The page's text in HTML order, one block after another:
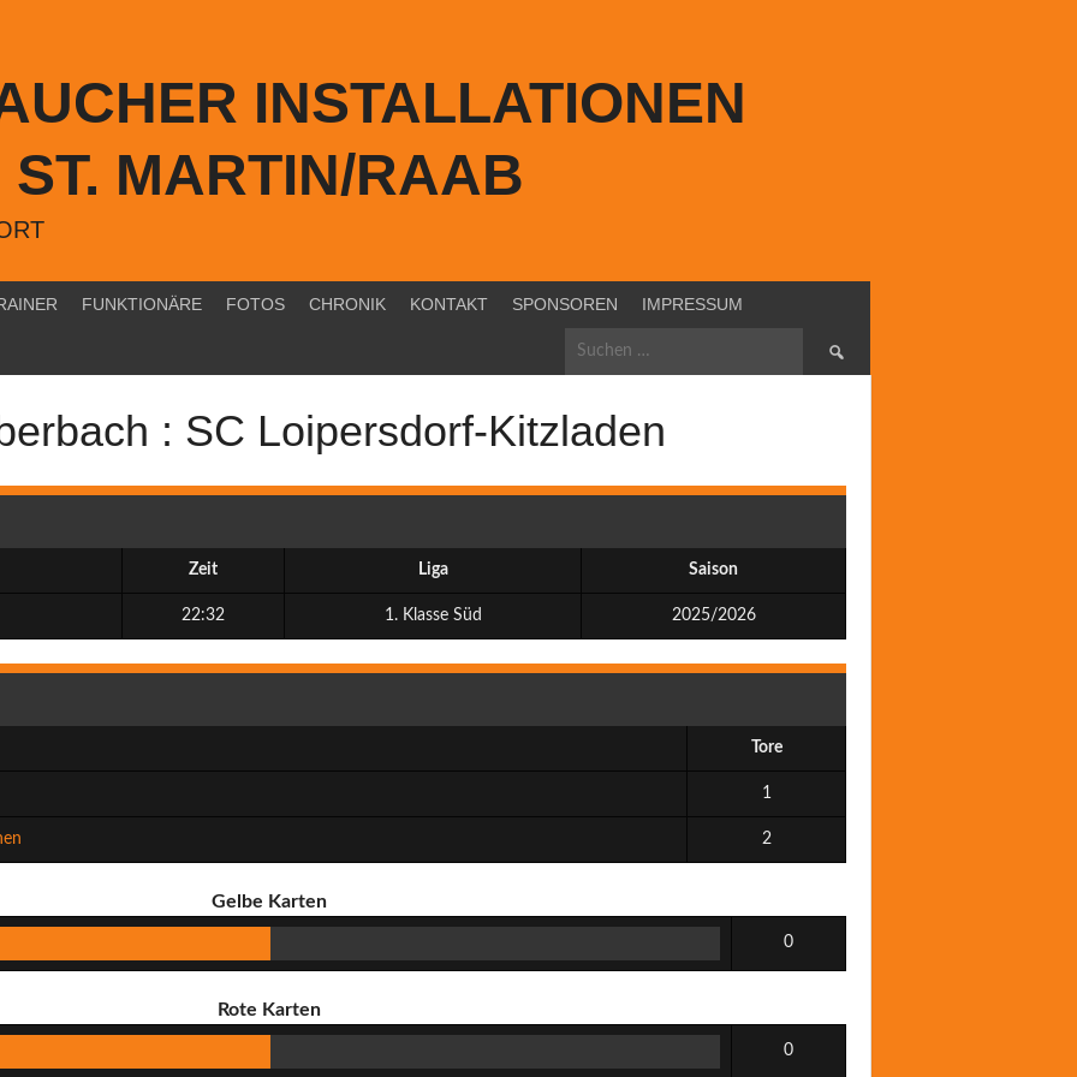
INSTALLATIONEN
ST. MARTIN/RAAB
FUNKTIONÄRE FOTOS CHRONIK KONTAKT SPONSOREN
IMPRESSUM
Suchen
: SC Loipersdorf-Kitzladen
Zeit Liga Saison
22:32 1. Klasse Süd 2025/2026
Tore
1
2
Gelbe Karten
0
Rote Karten
0